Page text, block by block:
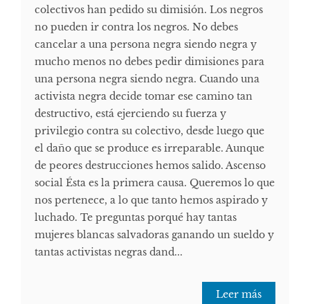
colectivos han pedido su dimisión. Los negros
no pueden ir contra los negros. No debes
cancelar a una persona negra siendo negra y
mucho menos no debes pedir dimisiones para
una persona negra siendo negra. Cuando una
activista negra decide tomar ese camino tan
destructivo, está ejerciendo su fuerza y
privilegio contra su colectivo, desde luego que
el daño que se produce es irreparable. Aunque
de peores destrucciones hemos salido. Ascenso
social Ésta es la primera causa. Queremos lo que
nos pertenece, a lo que tanto hemos aspirado y
luchado. Te preguntas porqué hay tantas
mujeres blancas salvadoras ganando un sueldo y
tantas activistas negras dand...
Leer más